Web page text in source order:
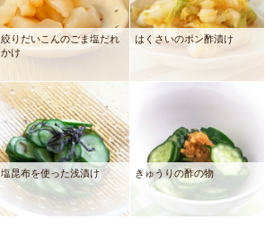
絞りだいこんのごま塩だれ
かけ
はくさいのポン酢漬け
塩昆布を使った浅漬け きゅうりの酢の物